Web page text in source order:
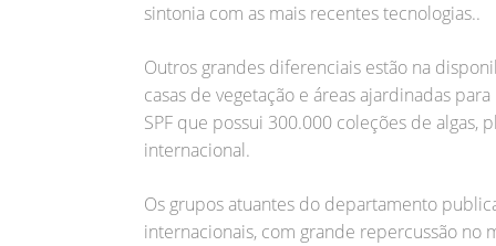
sintonia com as mais recentes tecnologias..
Outros grandes diferenciais estão na
casas de vegetação e áreas ajardinadas
SPF que possui 300.000 coleções de
internacional.
Os grupos atuantes do departamento
internacionais, com grande repercussão no